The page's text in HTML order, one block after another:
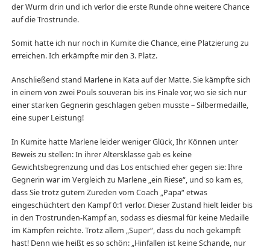
der Wurm drin und ich verlor die erste Runde ohne weitere Chance
auf die Trostrunde.
Somit hatte ich nur noch in Kumite die Chance, eine Platzierung zu
erreichen. Ich erkämpfte mir den 3. Platz.
Anschließend stand Marlene in Kata auf der Matte. Sie kämpfte sich
in einem von zwei Pouls souverän bis ins Finale vor, wo sie sich nur
einer starken Gegnerin geschlagen geben musste – Silbermedaille,
eine super Leistung!
In Kumite hatte Marlene leider weniger Glück, Ihr Können unter
Beweis zu stellen: In ihrer Altersklasse gab es keine
Gewichtsbegrenzung und das Los entschied eher gegen sie: Ihre
Gegnerin war im Vergleich zu Marlene „ein Riese“, und so kam es,
dass Sie trotz gutem Zureden vom Coach „Papa“ etwas
eingeschüchtert den Kampf 0:1 verlor. Dieser Zustand hielt leider bis
in den Trostrunden-Kampf an, sodass es diesmal für keine Medaille
im Kämpfen reichte. Trotz allem „Super“, dass du noch gekämpft
hast! Denn wie heißt es so schön: „Hinfallen ist keine Schande, nur